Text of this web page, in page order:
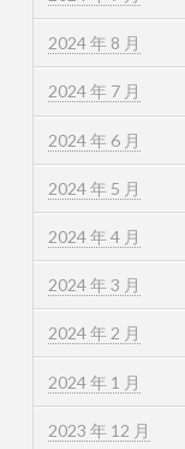
2024 年 8 月
2024 年 7 月
2024 年 6 月
2024 年 5 月
2024 年 4 月
2024 年 3 月
2024 年 2 月
2024 年 1 月
2023 年 12 月